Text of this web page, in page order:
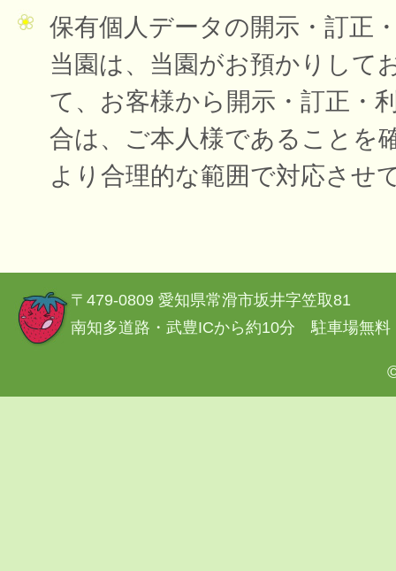
保有個人データの開示・訂正
当園は、当園がお預かりして
て、お客様から開示・訂正・
合は、ご本人様であることを
より合理的な範囲で対応させ
〒479-0809 愛知県常滑市坂井字笠取81
南知多道路・武豊ICから約10分 駐車場無料